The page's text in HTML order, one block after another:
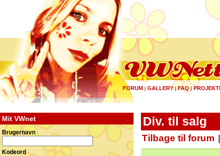
FORUM | GALLERY|FAQ |
Mit VWnet
Brugernavn
Kodeord
Div. til salg
Tilbage til forum